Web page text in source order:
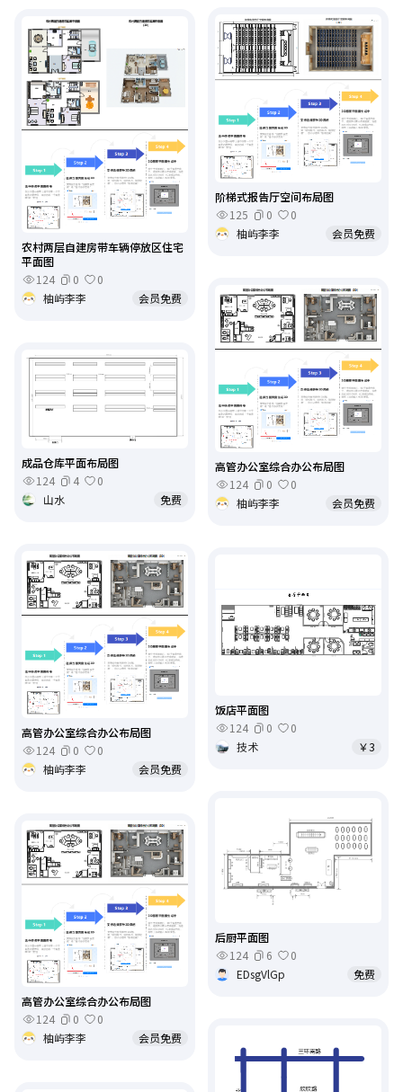
阶梯式报告厅空间布局图
125
0
0
柚屿李李
会员免费
农村两层自建房带车辆停放区住宅
平面图
124
0
0
柚屿李李
会员免费
高管办公室综合办公布局图
124
0
0
柚屿李李
会员免费
成品仓库平面布局图
124
4
0
山水
免费
高管办公室综合办公布局图
124
0
0
柚屿李李
会员免费
饭店平面图
124
0
0
技术
￥3
后厨平面图
124
6
0
EDsgVlGp
免费
高管办公室综合办公布局图
124
0
0
柚屿李李
会员免费